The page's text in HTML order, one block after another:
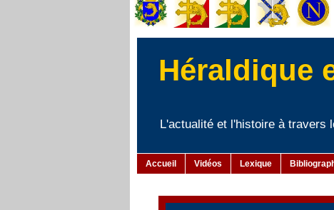
Héraldique
L'actualité et l'histoire à travers
Accueil Vidéos Lexique